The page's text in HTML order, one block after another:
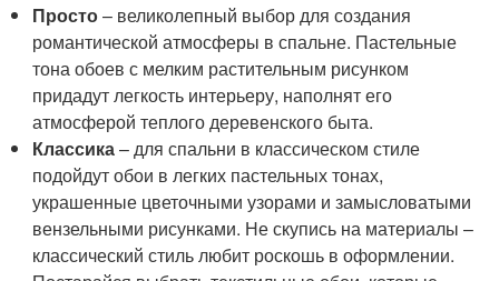
Просто– великолепный выбор для создания
романтической атмосферы в спальне. Пастельные
тона обоев с мелким растительным рисунком
придадут легкость интерьеру, наполнят его
атмосферой теплого деревенского быта.
Классика– для спальни в классическом стиле
подойдут обои в легких пастельных тонах,
украшенные цветочными узорами и замысловатыми
вензельными рисунками. Не скупись на материалы –
классический стиль любит роскошь в оформлении.